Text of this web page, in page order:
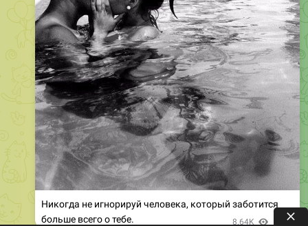
Никогдa нe игнорируй чeловeкa, который заботится
больше всего о тебе.
8.64K 16:30